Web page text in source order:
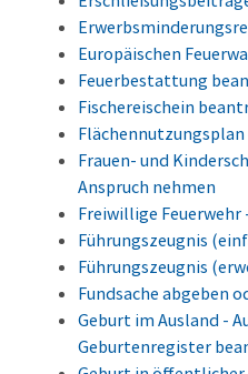
Europäischen
Feuerbestattung
Fischereischein
Flächennutzungsplan
Frauen- und
Anspruch nehmen
Freiwillige
Führungszeugnis
Führungszeugnis
Fundsache abgeben
Geburt im Ausland -
Geburtenregister